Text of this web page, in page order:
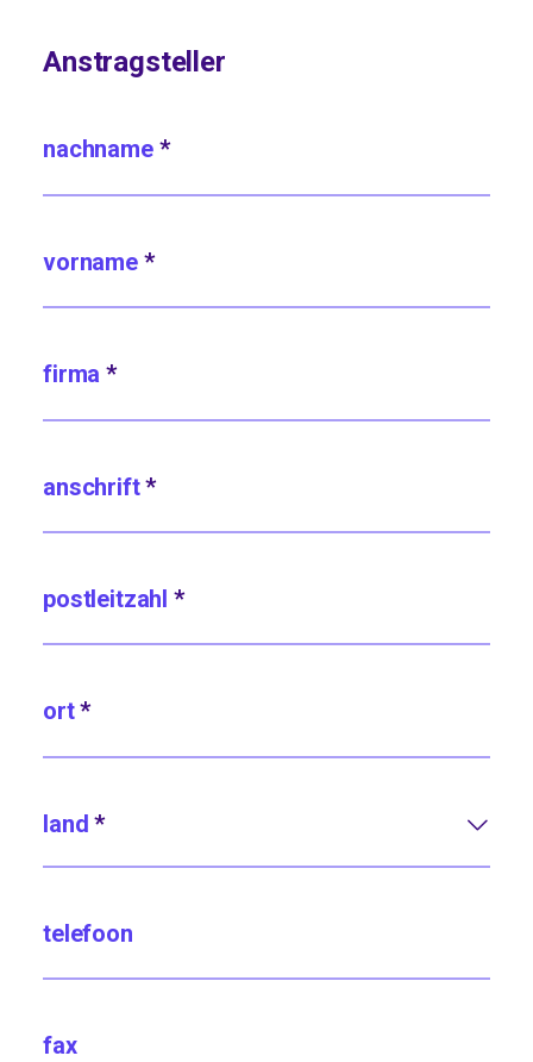
Anstragsteller
nachname *
vorname *
firma*
anschrift*
postleitzahl *
ort*
land*
telefoon
fax